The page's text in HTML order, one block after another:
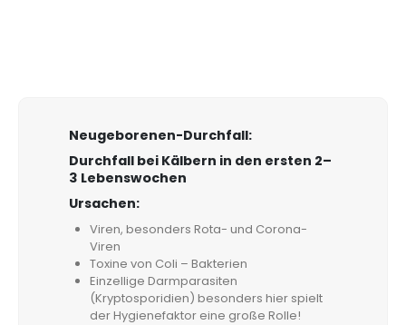
Neugeborenen-Durchfall:
Durchfall bei Kälbern in den ersten 2–
3 Lebenswochen
Ursachen:
Viren, besonders Rota- und Corona-
Viren
Toxine von Coli – Bakterien
Einzellige Darmparasiten
(Kryptosporidien) besonders hier spielt
der Hygienefaktor eine große Rolle!